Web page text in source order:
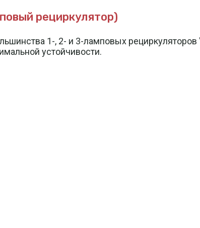
рециркулятор)
1-, 2- и 3-ламповых
устойчивости.